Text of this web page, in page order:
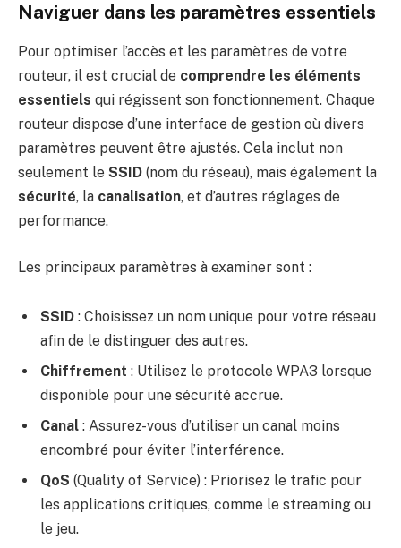
Naviguer dans les paramètres essentiels
Pour optimiser l’accès et les paramètres de votre
routeur, il est crucial de comprendre les éléments
essentiels qui régissent son fonctionnement. Chaque
routeur dispose d’une interface de gestion où divers
paramètres peuvent être ajustés. Cela inclut non
seulement le SSID (nom du réseau), mais également la
sécurité, la canalisation, et d’autres réglages de
performance.
Les principaux paramètres à examiner sont :
SSID : Choisissez un nom unique pour votre réseau
afin de le distinguer des autres.
Chiffrement : Utilisez le protocole WPA3 lorsque
disponible pour une sécurité accrue.
Canal : Assurez-vous d’utiliser un canal moins
encombré pour éviter l’interférence.
QoS (Quality of Service) : Priorisez le trafic pour
les applications critiques, comme le streaming ou
le jeu.